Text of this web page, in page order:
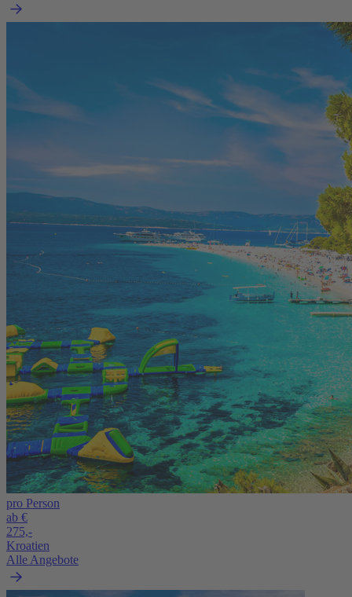
pro Person
ab €
275,-
Kroatien
Alle Angebote